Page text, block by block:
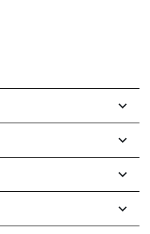
keyboard_arrow_down
keyboard_arrow_down
keyboard_arrow_down
keyboard_arrow_down